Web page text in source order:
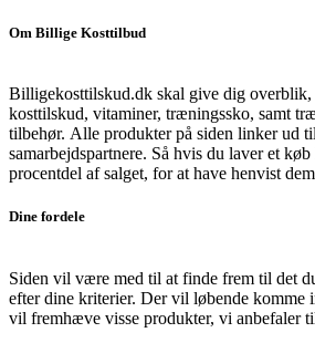
Om Billige Kosttilbud
Billigekosttilskud.dk skal give dig overblik,
kosttilskud, vitaminer, træningssko, samt
tilbehør. Alle produkter på siden linker ud
samarbejdspartnere. Så hvis du laver et
procentdel af salget, for at have henvist
Dine fordele
Siden vil være med til at finde frem til det
efter dine kriterier. Der vil løbende komme
vil fremhæve visse produkter, vi anbefaler